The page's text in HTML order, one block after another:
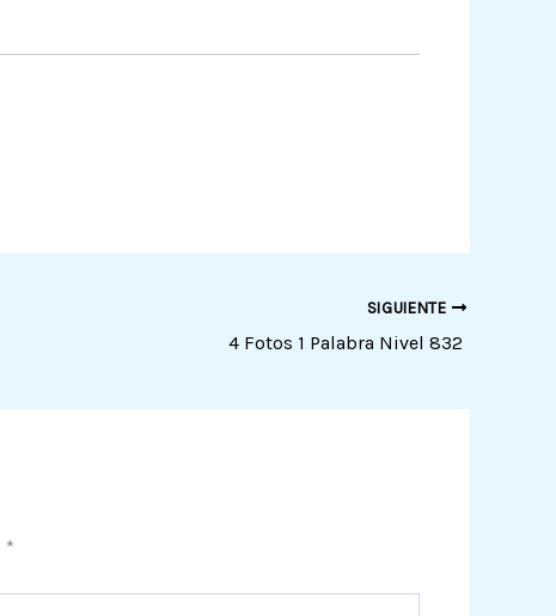
SIGUIENTE
4 Fotos 1 Palabra Nivel 832
*